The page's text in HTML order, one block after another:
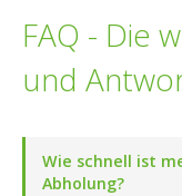
FAQ - Die
und
Wie schnell ist
Abholung?